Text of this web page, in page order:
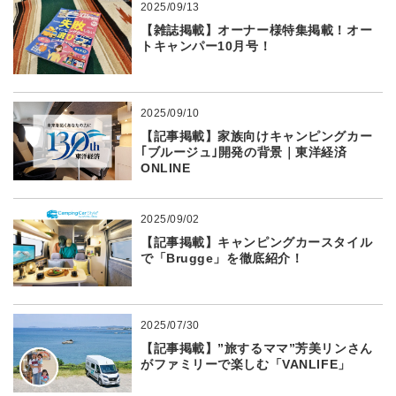
2025/09/13
【雑誌掲載】オーナー様特集掲載！オー
トキャンパー10月号！
2025/09/10
【記事掲載】家族向けキャンピングカー
｢ブルージュ｣開発の背景｜東洋経済
ONLINE
2025/09/02
【記事掲載】キャンピングカースタイル
で「Brugge」を徹底紹介！
2025/07/30
【記事掲載】”旅するママ”芳美リンさん
がファミリーで楽しむ「VANLIFE」